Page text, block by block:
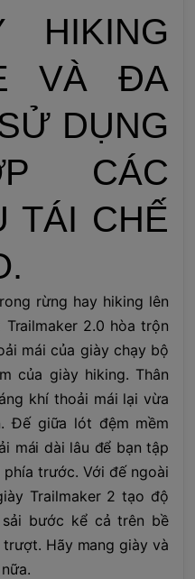
HIKING
VÀ ĐA
DỤNG
CÁC
TÁI CHẾ
rừng hay hiking lên
2.0 hòa trộn
mái của giày chạy bộ
của giày hiking. Thân
khí thoải mái lại vừa
Đế giữa lót đệm mềm
mái dài lâu để bạn tập
trước. Với đế ngoài
Trailmaker 2 tạo độ
bước kể cả trên bề
Hãy mang giày và